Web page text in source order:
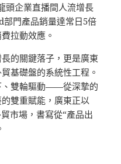
頭企業直播間人流增長
門產品銷量達常日5倍
拉動效應。
的關鍵落子，更是廣東
基礎盤的系統性工程。
、雙輪驅動——從深摯的
雙重賦能，廣東正以
市場，書寫從“產品出